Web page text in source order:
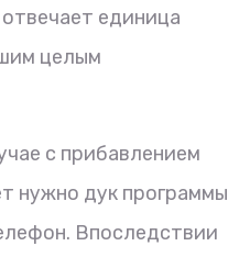
единица
целым
с прибавлением
нужно дук программы
Впоследствии